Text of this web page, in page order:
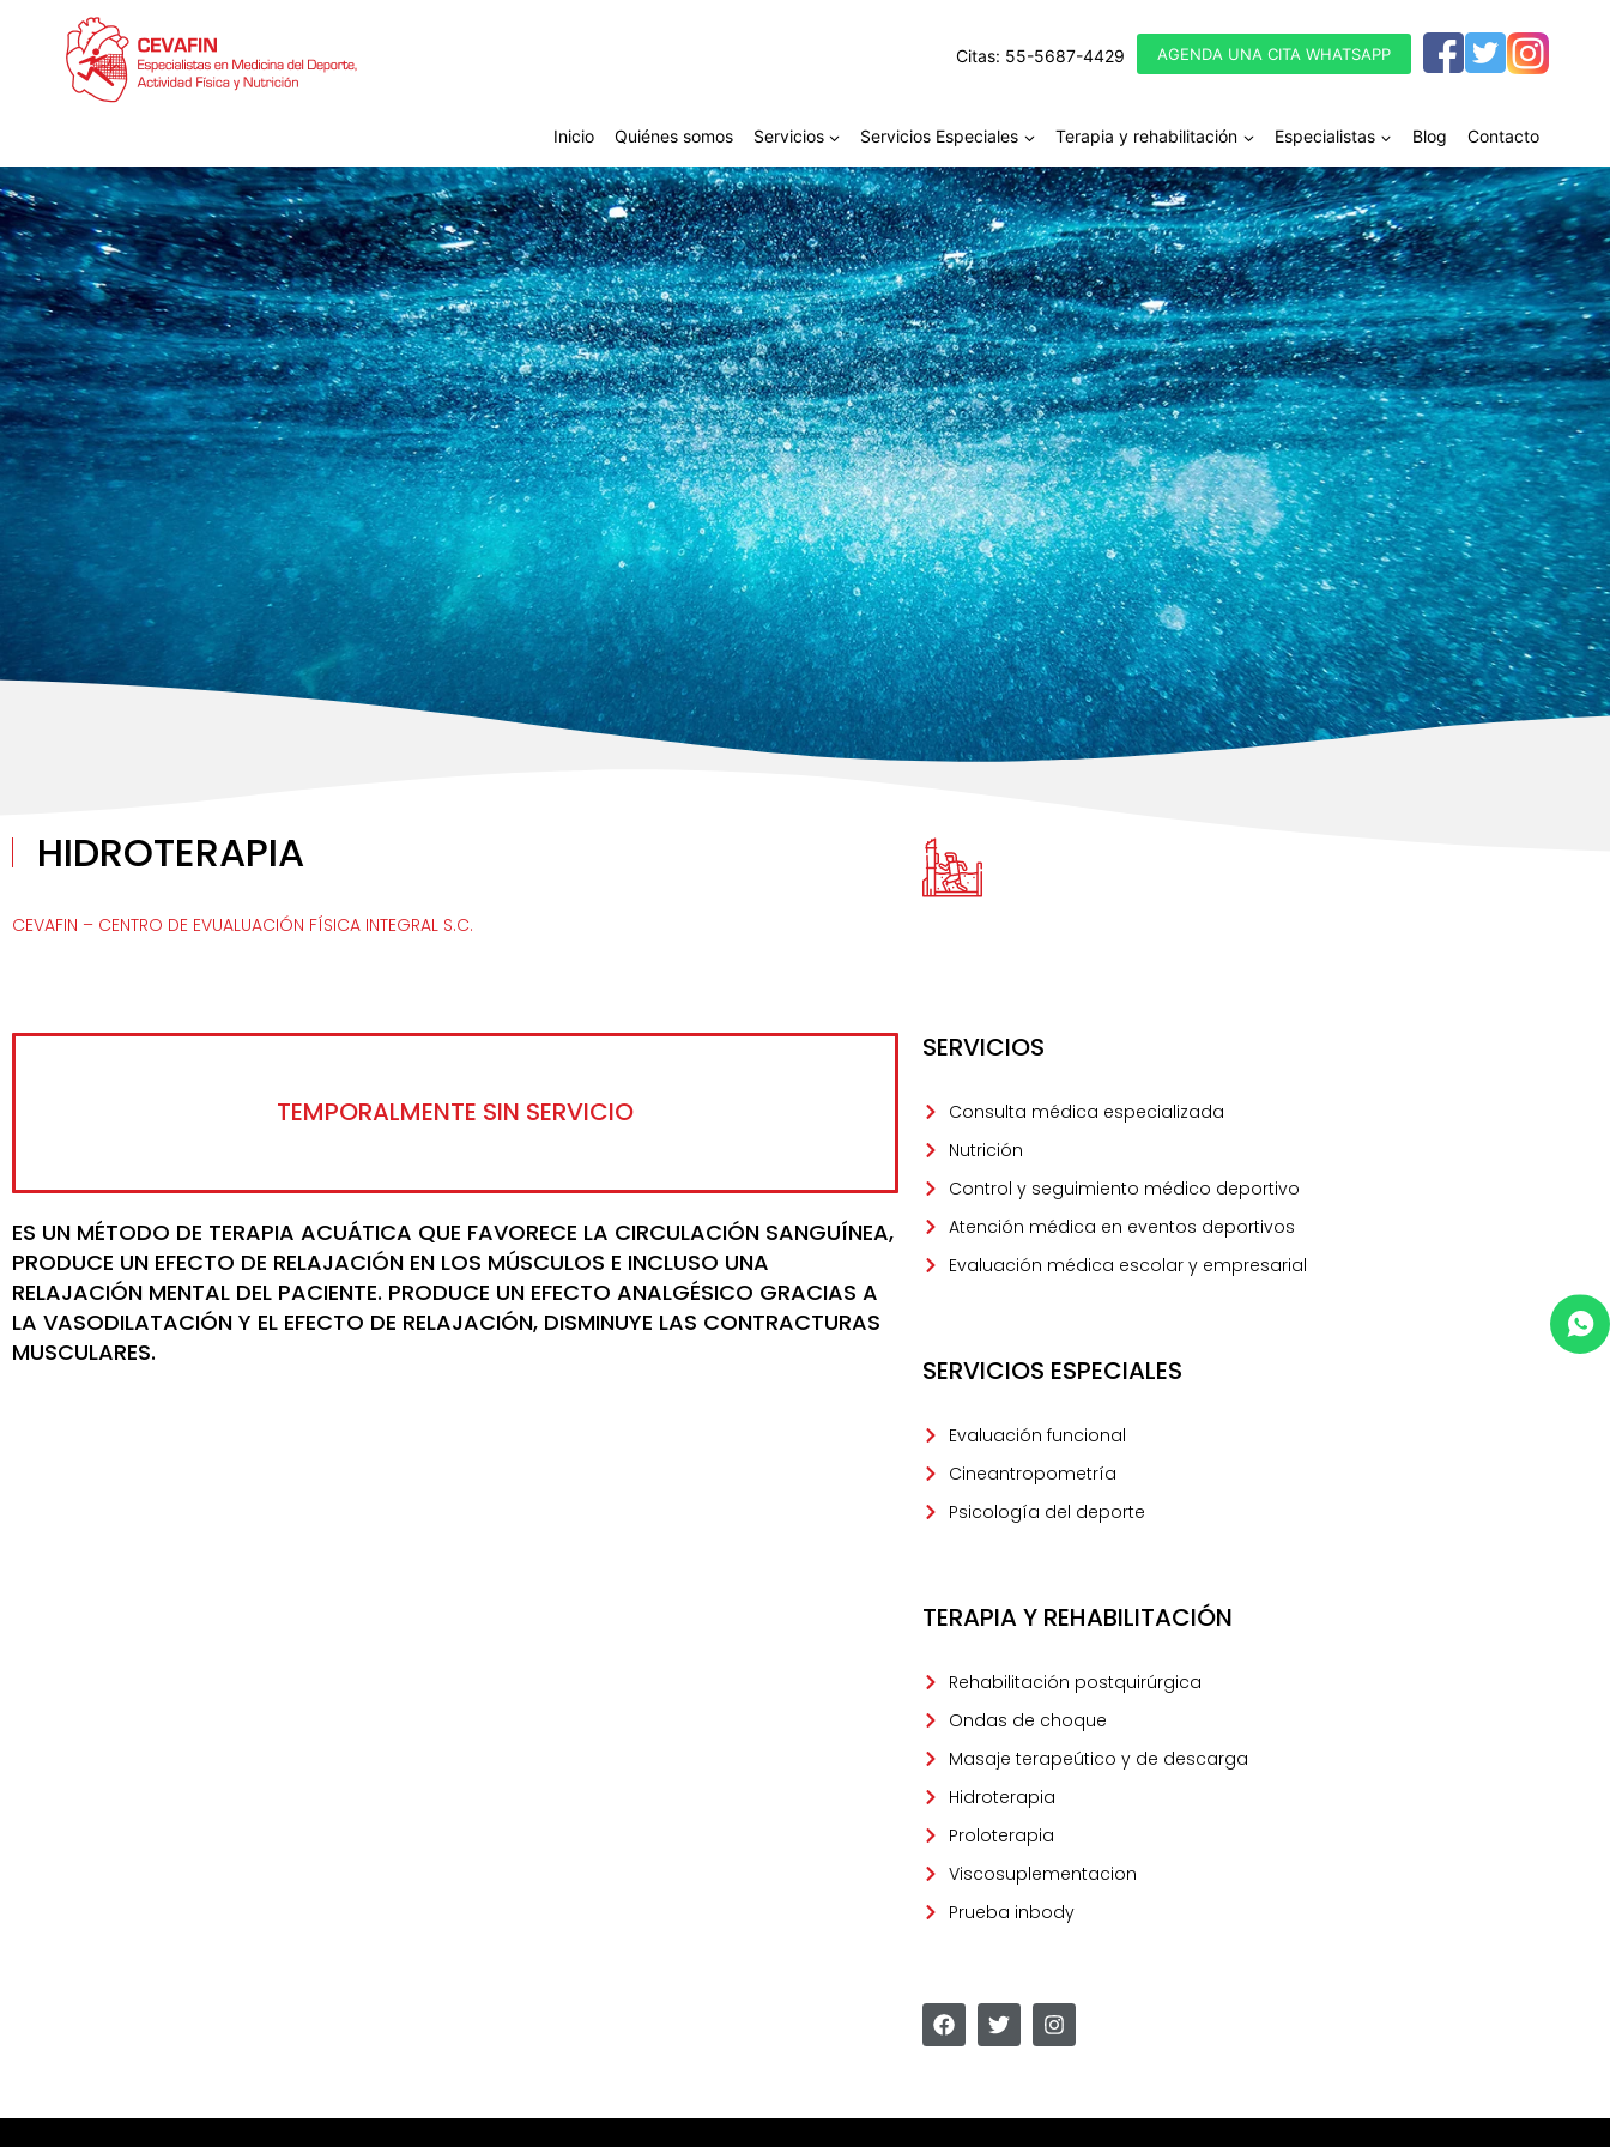
Citas: 55-5687-4429 AGENDA UNA CITA WHATSAPP
Inicio Quiénes somos Servicios Servicios Especiales Terapia y rehabilitación Especialistas Blog Contacto
HIDROTERAPIA
CEVAFIN – CENTRO DE EVUALUACIÓN FÍSICA INTEGRAL S.C.
TEMPORALMENTE SIN SERVICIO
ES UN MÉTODO DE TERAPIA ACUÁTICA QUE FAVORECE LA CIRCULACIÓN SANGUÍNEA,
PRODUCE UN EFECTO DE RELAJACIÓN EN LOS MÚSCULOS E INCLUSO UNA
RELAJACIÓN MENTAL DEL PACIENTE. PRODUCE UN EFECTO ANALGÉSICO GRACIAS A
LA VASODILATACIÓN Y EL EFECTO DE RELAJACIÓN, DISMINUYE LAS CONTRACTURAS
MUSCULARES.
SERVICIOS
Consulta médica especializada
Nutrición
Control y seguimiento médico deportivo
Atención médica en eventos deportivos
Evaluación médica escolar y empresarial
SERVICIOS ESPECIALES
Evaluación funcional
Cineantropometría
Psicología del deporte
TERAPIA Y REHABILITACIÓN
Rehabilitación postquirúrgica
Ondas de choque
Masaje terapeútico y de descarga
Hidroterapia
Proloterapia
Viscosuplementacion
Prueba inbody